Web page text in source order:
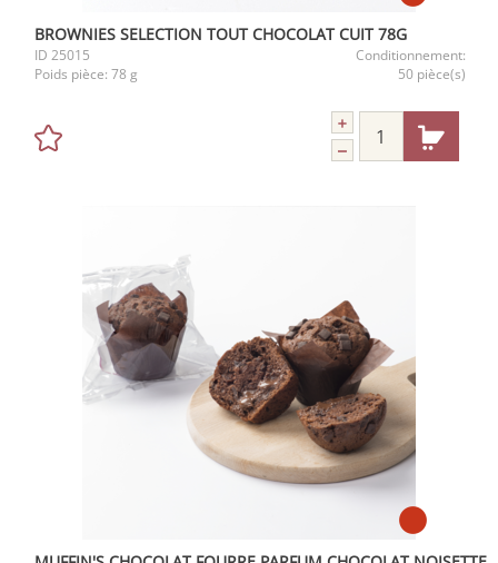
BROWNIES SELECTION TOUT CHOCOLAT CUIT 78G
ID 25015
Conditionnement:
Poids pièce: 78 g 50 pièce(s)